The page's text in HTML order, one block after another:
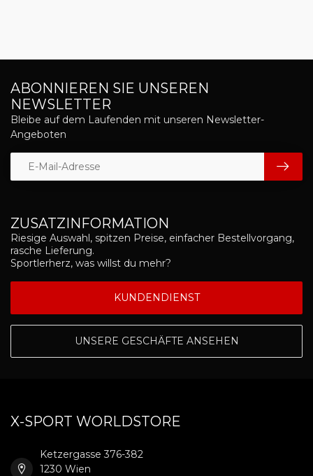
ZUSATZINFORMATION
Riesige Auswahl, spitzen Preise, einfacher Bestellvorgang,
rasche Lieferung.
Sportlerherz, was willst du mehr?
KUNDENDIENST
UNSERE GESCHÄFTE ANSEHEN
ABONNIEREN SIE UNSEREN
NEWSLETTER
Bleibe auf dem Laufenden mit unseren Newsletter-
Angeboten
X-SPORT WORLDSTORE
Ketzergasse 376-382
1230 Wien